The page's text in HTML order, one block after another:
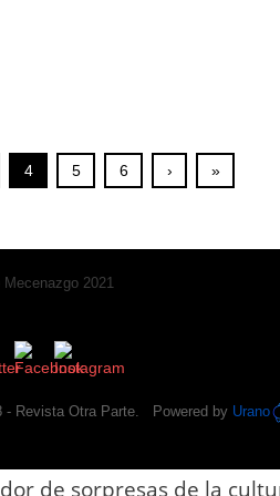
4 5 6 › »
- Revista Otra Parte. Powered by Urano
de sorpresas de la